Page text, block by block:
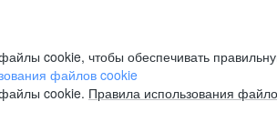
cookie, чтобы обеспечивать
файлов cookie
cookie. Правила использования